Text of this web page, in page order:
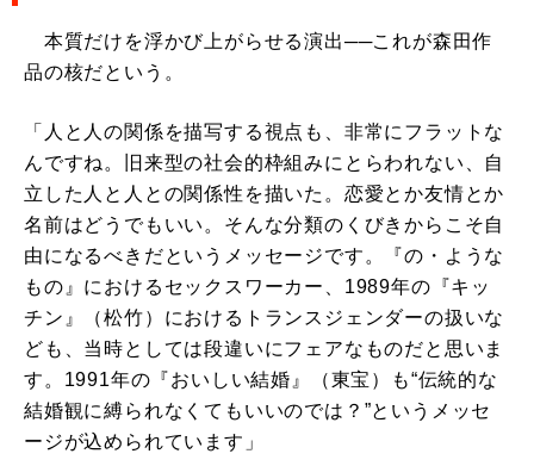
本質だけを浮かび上がらせる演出──これが森田作
品の核だという。
「人と人の関係を描写する視点も、非常にフラットな
んですね。旧来型の社会的枠組みにとらわれない、自
立した人と人との関係性を描いた。恋愛とか友情とか
名前はどうでもいい。そんな分類のくびきからこそ自
由になるべきだというメッセージです。『の・ような
もの』におけるセックスワーカー、1989年の『キッ
チン』（松竹）におけるトランスジェンダーの扱いな
ども、当時としては段違いにフェアなものだと思いま
す。1991年の『おいしい結婚』（東宝）も“伝統的な
結婚観に縛られなくてもいいのでは？”というメッセ
ージが込められています」